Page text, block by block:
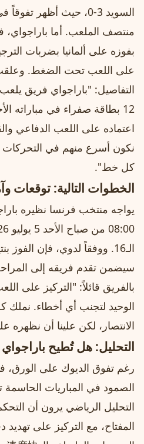
السويد 3-0، حيث أظهر
منتصف الملعب. أما باراجواي،
بفوزه على ألمانيا بضربات
على اللعب تحت الضغط.
التفاصيل: "باراجواي فريق
12 بطاقة صفراء في مباراته
اعتماده على اللعب الدفاعي
نكون أسرع منهم في
كل خط".
الخطوات التالية: توقعات
يواجه منتخب فرنسا نظيره
سيضمن تقدم فريقه إلى
بالفريق قائلاً: "التركيز على
الوحيد لتجنب أي أخطاء. نملك
الانتصار، لكن علينا أن
التحليل: هل تُطيح
رغم تفوق الديوك على الورق،
الصمود في المباريات الحاسمة
التحليل الرياضي يرون أن
المفتاح، مع التركيز على تهديد